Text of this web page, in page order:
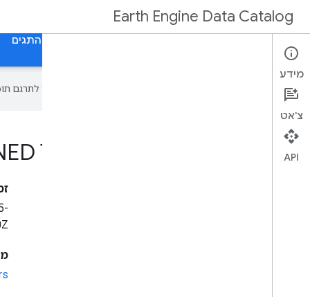
Earth Engine Data Catalog
כל התגים
Topographic Diversity
מידע
צ'אט
API